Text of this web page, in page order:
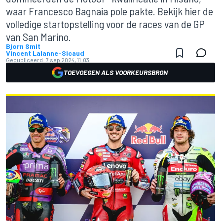
waar Francesco Bagnaia pole pakte. Bekijk hier de
volledige startopstelling voor de races van de GP
van San Marino.
Bjorn Smit
Vincent Lalanne-Sicaud
Gepubliceerd: 7 sep 2024, 11:03
TOEVOEGEN ALS VOORKEURSBRON